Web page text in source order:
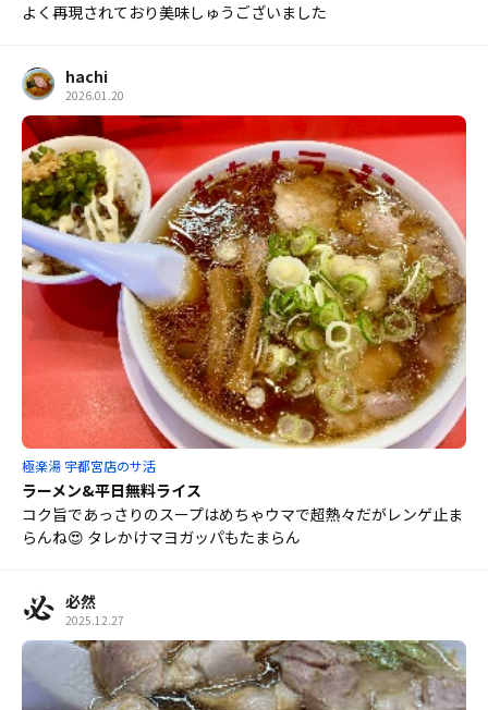
よく再現されており美味しゅうございました
hachi
2026.01.20
極楽湯 宇都宮店のサ活
ラーメン&平日無料ライス
コク旨であっさりのスープはめちゃウマで超熱々だがレンゲ止ま
らんね😍 タレかけマヨガッパもたまらん
必然
2025.12.27